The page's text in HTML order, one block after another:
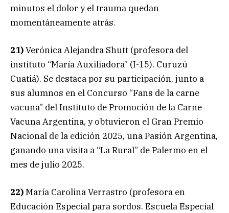
minutos el dolor y el trauma quedan
momentáneamente atrás.
21)Verónica Alejandra Shutt (profesora del
instituto “María Auxiliadora” (I-15). Curuzú
Cuatiá). Se destaca por su participación, junto a
sus alumnos en el Concurso “Fans de la carne
vacuna” del Instituto de Promoción de la Carne
Vacuna Argentina, y obtuvieron el Gran Premio
Nacional de la edición 2025, una Pasión Argentina,
ganando una visita a “La Rural” de Palermo en el
mes de julio 2025.
22)María Carolina Verrastro (profesora en
Educación Especial para sordos. Escuela Especial